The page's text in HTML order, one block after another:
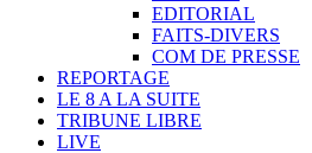
EDITORIAL
FAITS-DIVERS
COM DE PRESSE
REPORTAGE
LE 8 A LA SUITE
TRIBUNE LIBRE
LIVE